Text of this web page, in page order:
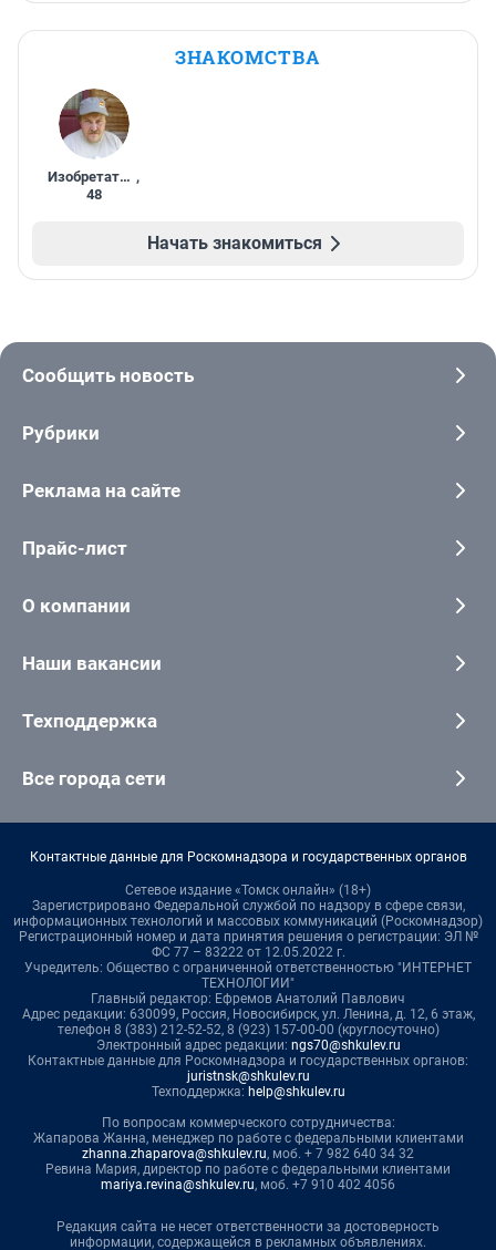
ЗНАКОМСТВА
Изобретатель ,
48
Начать знакомиться
Сообщить новость
Рубрики
Реклама на сайте
Прайс-лист
О компании
Наши вакансии
Техподдержка
Все города сети
Контактные данные для Роскомнадзора и государственных органов
Сетевое издание «Томск онлайн» (18+)
Зарегистрировано Федеральной службой по надзору в сфере связи,
информационных технологий и массовых коммуникаций (Роскомнадзор)
Регистрационный номер и дата принятия решения о регистрации: ЭЛ №
ФС 77 – 83222 от 12.05.2022 г.
Учредитель: Общество с ограниченной ответственностью "ИНТЕРНЕТ
ТЕХНОЛОГИИ"
Главный редактор: Ефремов Анатолий Павлович
Адрес редакции: 630099, Россия, Новосибирск, ул. Ленина, д. 12, 6 этаж,
телефон 8 (383) 212-52-52, 8 (923) 157-00-00 (круглосуточно)
Электронный адрес редакции: ngs70@shkulev.ru
Контактные данные для Роскомнадзора и государственных органов:
juristnsk@shkulev.ru
Техподдержка: help@shkulev.ru
По вопросам коммерческого сотрудничества:
Жапарова Жанна, менеджер по работе с федеральными клиентами
zhanna.zhaparova@shkulev.ru, моб. + 7 982 640 34 32
Ревина Мария, директор по работе с федеральными клиентами
mariya.revina@shkulev.ru, моб. +7 910 402 4056
Редакция сайта не несет ответственности за достоверность
информации, содержащейся в рекламных объявлениях.